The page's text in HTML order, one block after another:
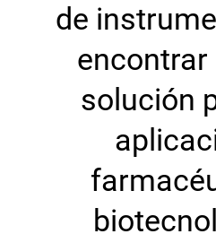
de
encontrar
solución